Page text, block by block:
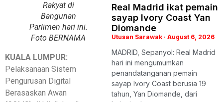
Rakyat di
Bangunan
Parlimen hari ini.
Foto BERNAMA
KUALA LUMPUR:
Pelaksanaan Sistem
Pengurusan Digital
Berasaskan Awan
Real Madrid ikat pemain
sayap Ivory Coast Yan
Diomande
Utusan Sarawak August 6, 2026
MADRID, Sepanyol: Real Madrid
hari ini mengumumkan
penandatanganan pemain
sayap Ivory Coast berusia 19
tahun, Yan Diomande, dari